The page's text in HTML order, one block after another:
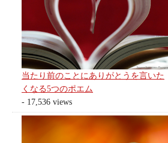
当たり前のことにありがとうを言いた
くなる5つのポエム
- 17,536 views